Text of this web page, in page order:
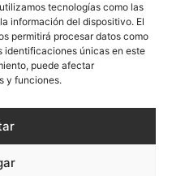
tecnologías como las
información del dispositivo. El
permitirá procesar datos como
identificaciones únicas en este
puede afectar
y funciones.